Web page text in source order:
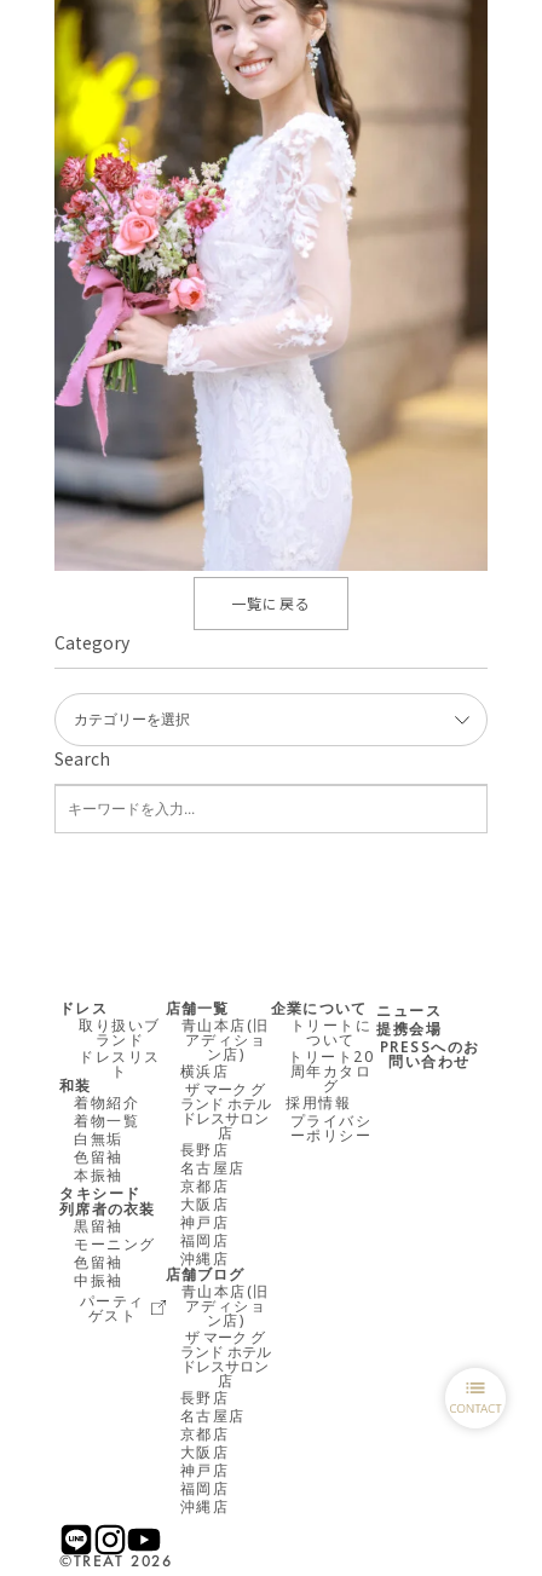
一覧に戻る
Search
Category
ドレス
取り扱いブ
ランド
ドレスリス
ト
和装
着物紹介
着物一覧
白無垢
色留袖
本振袖
タキシード
列席者の衣装
黒留袖
モーニング
色留袖
中振袖
パーティ
ゲスト
店舗一覧
青山本店(旧
アディショ
ン店)
横浜店
ザ マーク グ
ランド ホテル
ドレスサロン
店
長野店
名古屋店
京都店
大阪店
神戸店
福岡店
沖縄店
店舗ブログ
青山本店(旧
アディショ
ン店)
ザ マーク グ
ランド ホテル
ドレスサロン
店
長野店
名古屋店
京都店
大阪店
神戸店
福岡店
沖縄店
企業について
トリートに
ついて
トリート20
周年カタロ
グ
採用情報
プライバシ
ーポリシー
ニュース
提携会場
PRESSへのお
問い合わせ
©︎TREAT 2026